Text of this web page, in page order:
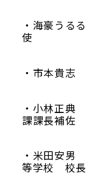
・海豪う
使
・市本貴
・小林正
課課長補佐
・米田安
等学校 校長